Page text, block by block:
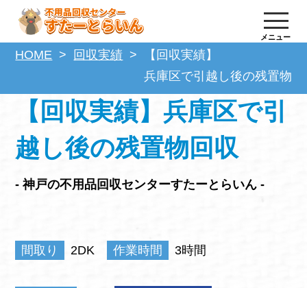
メニュー
HOME 回収実績
【回収実績】
兵庫区で引越し後の残置物回
【回収実績】兵庫区で引
越し後の残置物回収
- 神戸の不用品回収センターすたーとらいん -
間取り 2DK 作業時間 3時間